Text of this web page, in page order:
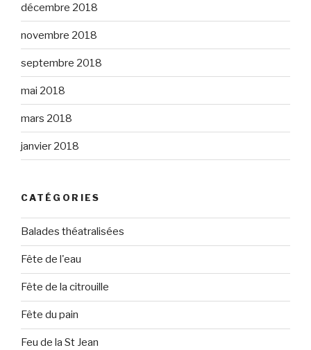
décembre 2018
novembre 2018
septembre 2018
mai 2018
mars 2018
janvier 2018
CATÉGORIES
Balades théatralisées
Fête de l'eau
Fête de la citrouille
Fête du pain
Feu de la St Jean